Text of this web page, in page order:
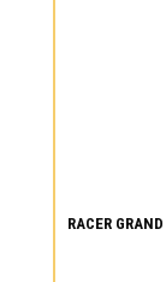
RACER